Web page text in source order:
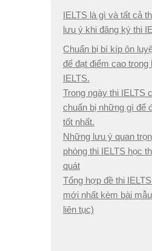
IELTS là gì và tất cả
lưu ý khi đăng ký thi
Chuẩn bị bí kíp ôn
để đạt điểm cao trong
IELTS.
Trong ngày thi IELTS
chuẩn bị những gì để
tốt nhất.
Những lưu ý quan
phòng thi IELTS học
quát
Tổng hợp đề thi
mới nhất kèm bài
liên tục)